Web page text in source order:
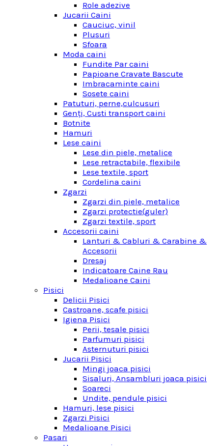
Role adezive
Jucarii Caini
Cauciuc, vinil
Plusuri
Sfoara
Moda caini
Fundite Par caini
Papioane Cravate Bascute
Imbracaminte caini
Sosete caini
Patuturi, perne,culcusuri
Genţi, Custi transport caini
Botnite
Hamuri
Lese caini
Lese din piele, metalice
Lese retractabile, flexibile
Lese textile, sport
Cordelina caini
Zgarzi
Zgarzi din piele, metalice
Zgarzi protectie(guler)
Zgarzi textile, sport
Accesorii caini
Lanturi & Cabluri & Carabine &
Accesorii
Dresaj
Indicatoare Caine Rau
Medalioane Caini
Pisici
Delicii Pisici
Castroane, scafe pisici
Igiena Pisici
Perii, tesale pisici
Parfumuri pisici
Asternuturi pisici
Jucarii Pisici
Mingi joaca pisici
Sisaluri, Ansambluri joaca pisici
Soareci
Undite, pendule pisici
Hamuri, lese pisici
Zgarzi Pisici
Medalioane Pisici
Pasari